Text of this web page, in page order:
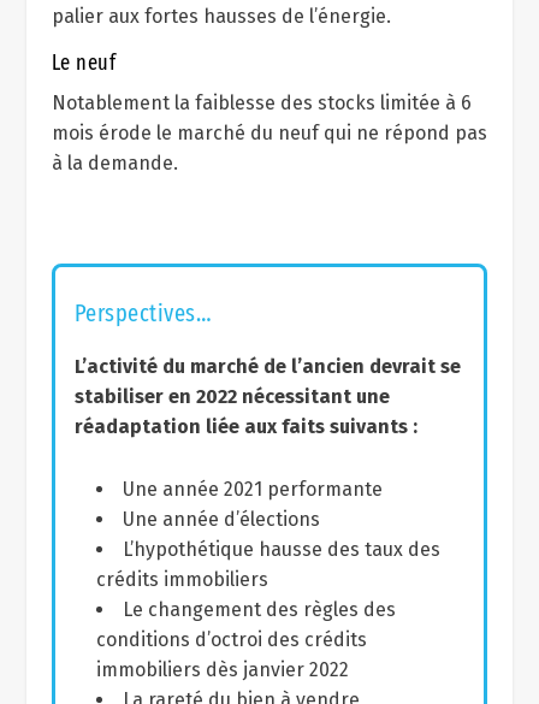
palier aux fortes hausses de l’énergie.
Le neuf
Notablement la faiblesse des stocks limitée à 6
mois érode le marché du neuf qui ne répond pas
à la demande.
Perspectives…
L’activité du marché de l’ancien devrait se
stabiliser en 2022 nécessitant une
réadaptation liée aux faits suivants :
Une année 2021 performante
Une année d’élections
L’hypothétique hausse des taux des
crédits immobiliers
Le changement des règles des
conditions d’octroi des crédits
immobiliers dès janvier 2022